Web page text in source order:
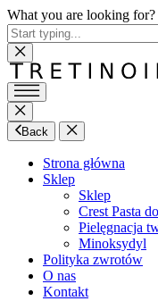
What you are looking for?
Back
Strona główna
Sklep
Sklep
Crest Pasta
Pielęgnacja
Minoksydyl
Polityka zwrotów
O nas
Kontakt